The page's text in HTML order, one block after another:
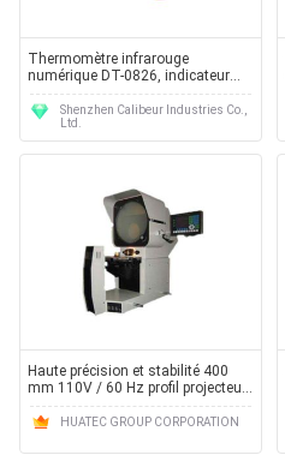
Thermomètre infrarouge
numérique DT-0826, indicateur
intégré de la température moyenne
de laserShenzhen Calibeur Industries Co.,
Ltd.
Haute précision et stabilité 400
mm 110V / 60 Hz profil projecteur
HB-16 pour l'industrie, Collège
HUATEC GROUP CORPORATION